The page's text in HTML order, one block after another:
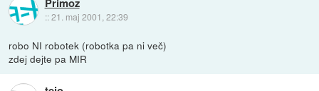
::21. maj 2001, 22:39
robo NI robotek (robotka pa ni več)
zdej dejte pa MIR